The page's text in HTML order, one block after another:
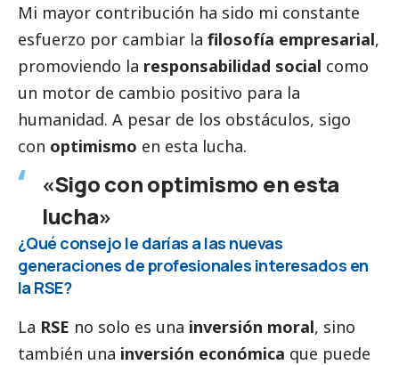
Mi mayor contribución ha sido mi constante
esfuerzo por cambiar la filosofía empresarial,
promoviendo la responsabilidad social como
un motor de cambio positivo para la
humanidad. A pesar de los obstáculos, sigo
con optimismo en esta lucha.
«Sigo con optimismo en esta
lucha»
¿Qué consejo le darías a las nuevas
generaciones de profesionales interesados en
la RSE?
La RSE no solo es una inversión moral, sino
también una inversión económica que puede